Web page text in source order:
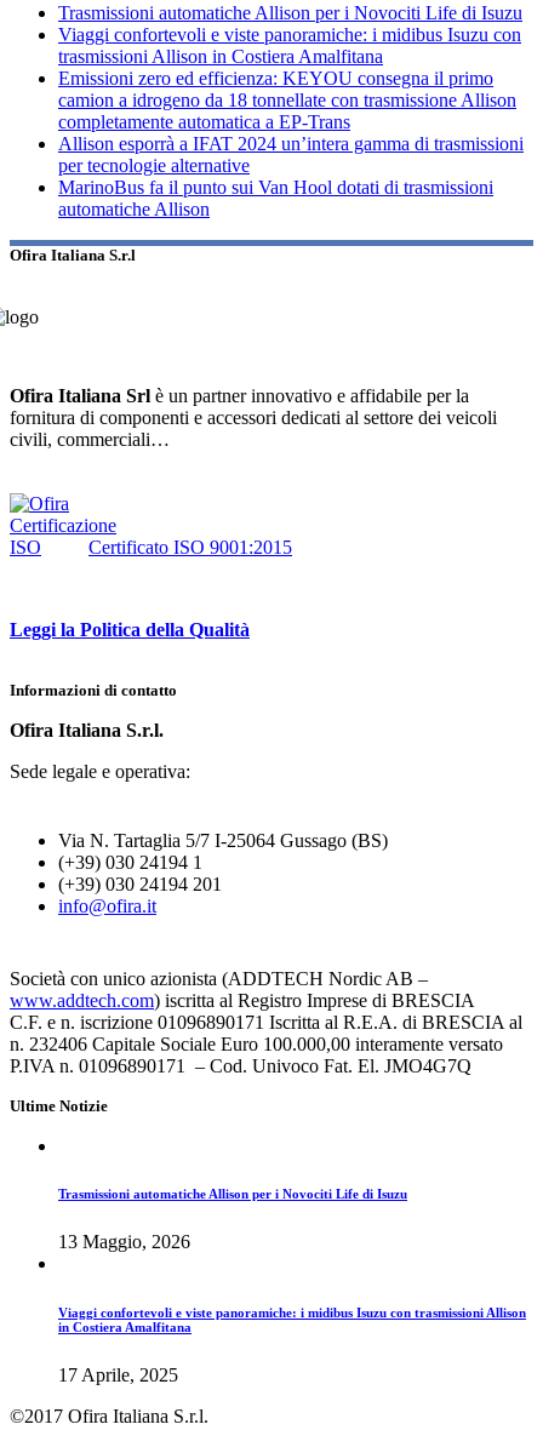
Trasmissioni automatiche Allison per i Novociti Life di Isuzu
Viaggi confortevoli e viste panoramiche: i midibus Isuzu con
trasmissioni Allison in Costiera Amalfitana
Emissioni zero ed efficienza: KEYOU consegna il primo
camion a idrogeno da 18 tonnellate con trasmissione Allison
completamente automatica a EP-Trans
Allison esporrà a IFAT 2024 un’intera gamma di trasmissioni
per tecnologie alternative
MarinoBus fa il punto sui Van Hool dotati di trasmissioni
automatiche Allison
Ofira Italiana S.r.l
Ofira Italiana Srl è un partner innovativo e affidabile per la
fornitura di componenti e accessori dedicati al settore dei veicoli
civili, commerciali…
Certificato ISO 9001:2015
Leggi la Politica della Qualità
Informazioni di contatto
Ofira Italiana S.r.l.
Sede legale e operativa:
Via N. Tartaglia 5/7 I-25064 Gussago (BS)
(+39) 030 24194 1
(+39) 030 24194 201
info@ofira.it
Società con unico azionista (ADDTECH Nordic AB –
www.addtech.com) iscritta al Registro Imprese di BRESCIA
C.F. e n. iscrizione 01096890171 Iscritta al R.E.A. di BRESCIA al
n. 232406 Capitale Sociale Euro 100.000,00 interamente versato
P.IVA n. 01096890171 – Cod. Univoco Fat. El. JMO4G7Q
Ultime Notizie
Trasmissioni automatiche Allison per i Novociti Life di Isuzu
13 Maggio, 2026
Viaggi confortevoli e viste panoramiche: i midibus Isuzu con trasmissioni Allison
in Costiera Amalfitana
17 Aprile, 2025
©2017 Ofira Italiana S.r.l.